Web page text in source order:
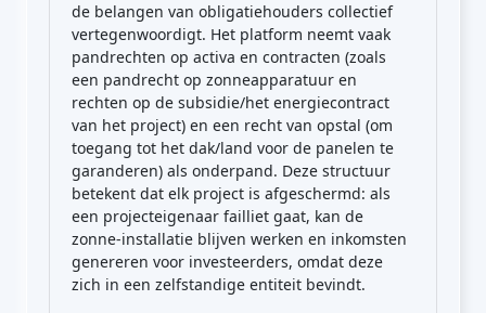
de belangen van obligatiehouders collectief
vertegenwoordigt. Het platform neemt vaak
pandrechten op activa en contracten (zoals
een pandrecht op zonneapparatuur en
rechten op de subsidie/het energiecontract
van het project) en een recht van opstal (om
toegang tot het dak/land voor de panelen te
garanderen) als onderpand. Deze structuur
betekent dat elk project is afgeschermd: als
een projecteigenaar failliet gaat, kan de
zonne-installatie blijven werken en inkomsten
genereren voor investeerders, omdat deze
zich in een zelfstandige entiteit bevindt.